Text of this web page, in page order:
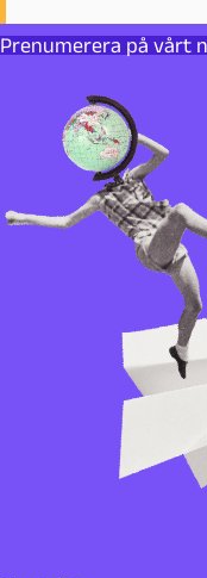
Prenumerera på vårt